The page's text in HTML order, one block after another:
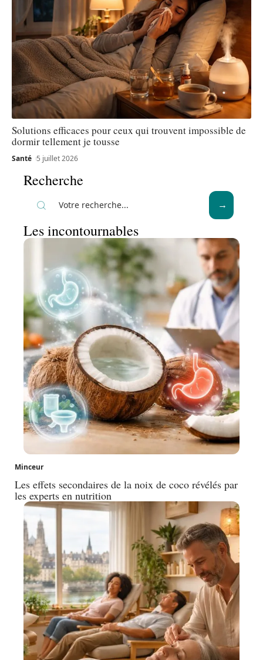
Solutions efficaces pour ceux qui trouvent impossible de
dormir tellement je tousse
Santé 5 juillet 2026
Recherche
Les incontournables
Minceur
Les effets secondaires de la noix de coco révélés par
les experts en nutrition